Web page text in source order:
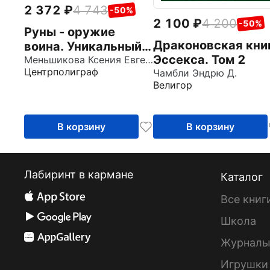
2 372 4 743 -50%
Руны - оружие
воина. Уникальный
магический
инструмент для
Меньшикова Ксения Евгеньевна
Центрполиграф
В корзину
2 100 4 200 -50%
Драконовская
Эссекса. Том 2
Чамбли Эндрю Д.
Велигор
В корзину
Лабиринт в кармане
Каталог
Все
Школа
Журналы
Игрушки